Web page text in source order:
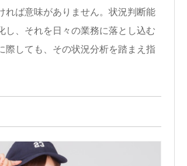
れば意味がありません。状況判断能
し、それを日々の業務に落とし込む
際しても、その状況分析を踏まえ指